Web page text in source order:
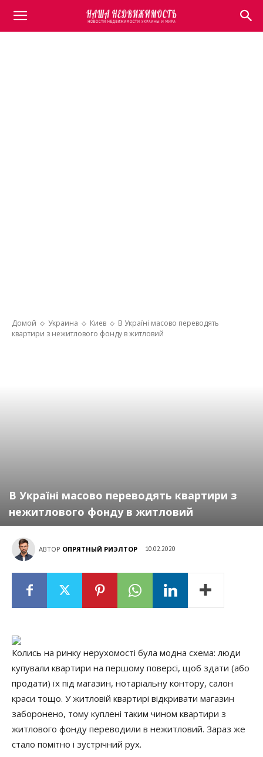
Домой Украина Киев
В Україні масово переводять
квартири з нежитлового фонду в житловий
В Україні масово переводять квартири з
нежитлового фонду в житловий
АВТОР ОПРЯТНЫЙ РИЭЛТОР 10.02.2020
Колись на ринку нерухомості була модна схема: люди
купували квартири на першому поверсі, щоб здати (або
продати) їх під магазин, нотаріальну контору, салон
краси тощо. У житловій квартирі відкривати магазин
заборонено, тому куплені таким чином квартири з
житлового фонду переводили в нежитловий. Зараз же
стало помітно і зустрічний рух.